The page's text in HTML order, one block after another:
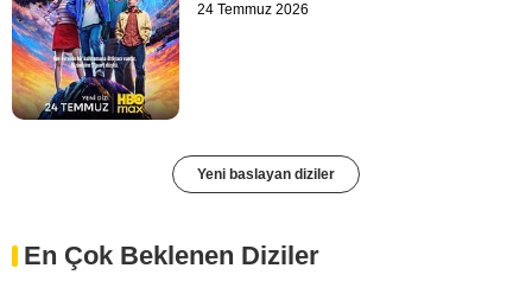
24 Temmuz 2026
Yeni baslayan diziler
En Çok Beklenen Diziler